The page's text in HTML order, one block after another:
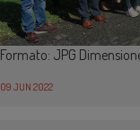
Formato: JPG
09 JUN 2022